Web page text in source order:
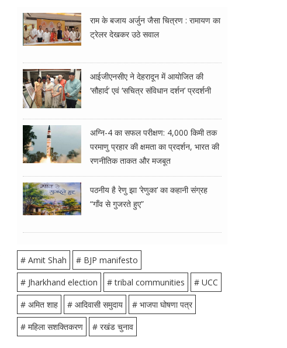
राम के बजाय अर्जुन जैसा चित्रण : रामायण का
ट्रेलर देखकर उठे सवाल
आईजीएनसीए ने देहरादून में आयोजित की
‘सौहार्द’ एवं ‘सचित्र संविधान दर्शन’ प्रदर्शनी
अग्नि-4 का सफल परीक्षण: 4,000 किमी तक
परमाणु प्रहार की क्षमता का प्रदर्शन, भारत की
रणनीतिक ताकत और मजबूत
पठनीय है रेणु झा ‘रेणुका’ का कहानी संग्रह
“गाँव से गुजरते हुए”
# Amit Shah
# BJP manifesto
# Jharkhand election
# tribal communities
# UCC
# अमित शाह
# आदिवासी समुदाय
# भाजपा घोषणा पत्र
# महिला सशक्तिकरण
# रखंड चुनाव